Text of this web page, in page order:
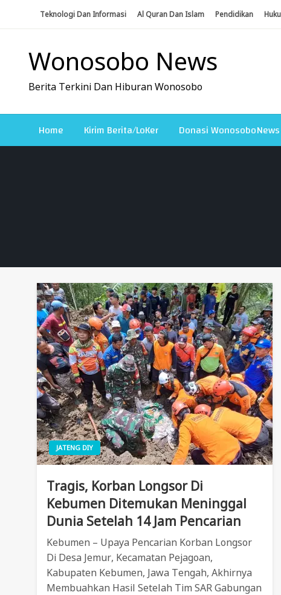
Teknologi Dan Informasi Al Quran Dan Islam Pendidikan
Wonosobo News
Berita Terkini Dan Hiburan Wonosobo
Home Kirim Berita/LoKer Donasi WonosoboNews
JATENG DIY
Tragis, Korban Longsor Di
Kebumen Ditemukan Meninggal
Dunia Setelah 14 Jam Pencarian
Kebumen – Upaya Pencarian Korban Longsor
Di Desa Jemur, Kecamatan Pejagoan,
Kabupaten Kebumen, Jawa Tengah, Akhirnya
Membuahkan Hasil Setelah Tim SAR Gabungan